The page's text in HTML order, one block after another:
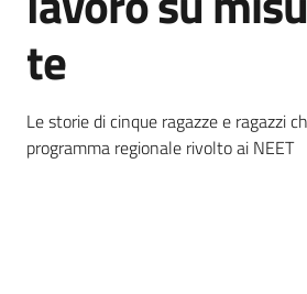
Servizi
Leggi
te
Le storie di cinque ragazze e ragazzi
programma regionale rivolto ai NEET